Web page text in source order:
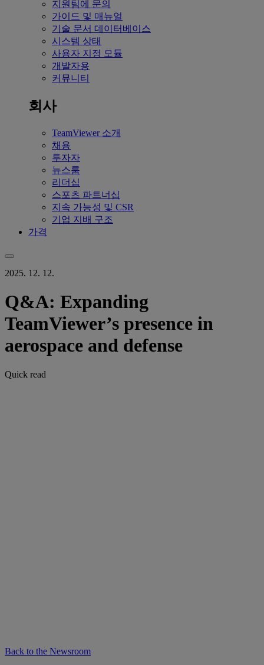
지원팀에 문의
가이드 및 매뉴얼
기술 문서 데이터베이스
시스템 상태
사용자 지정 모듈
개발자용
커뮤니티
회사
TeamViewer 소개
채용
투자자
뉴스룸
리더십
스포츠 파트너십
지속 가능성 및 CSR
기업 지배 구조
가격
2025. 12. 12.
Q&A: Expanding
TeamViewer’s presence in
aerospace and defense
Quick read
Back to the Newsroom